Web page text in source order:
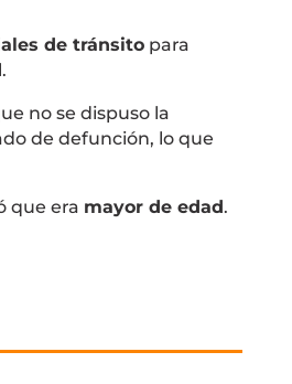
de tránsitopara
no se dispuso la
de defunción, lo que
que era mayor de edad.